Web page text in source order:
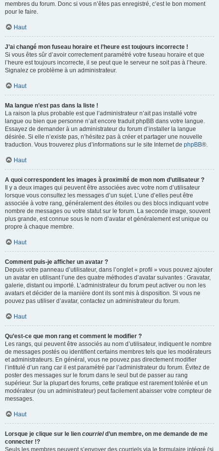
membres du forum. Donc si vous n’êtes pas enregistré, c’est le bon moment
pour le faire.
Haut
J’ai changé mon fuseau horaire et l’heure est toujours incorrecte !
Si vous êtes sûr d’avoir correctement paramétré votre fuseau horaire et que
l’heure est toujours incorrecte, il se peut que le serveur ne soit pas à l’heure.
Signalez ce problème à un administrateur.
Haut
Ma langue n’est pas dans la liste !
La raison la plus probable est que l’administrateur n’ait pas installé votre
langue ou bien que personne n’ait encore traduit phpBB dans votre langue.
Essayez de demander à un administrateur du forum d’installer la langue
désirée. Si elle n’existe pas, n’hésitez pas à créer et partager une nouvelle
traduction. Vous trouverez plus d’informations sur le site Internet de phpBB®.
Haut
A quoi correspondent les images à proximité de mon nom d’utilisateur ?
Il y a deux images qui peuvent être associées avec votre nom d’utilisateur
lorsque vous consultez les messages d’un sujet. L’une d’elles peut être
associée à votre rang, généralement des étoiles ou des blocs indiquant votre
nombre de messages ou votre statut sur le forum. La seconde image, souvent
plus grande, est connue sous le nom d’avatar et généralement est unique ou
propre à chaque membre.
Haut
Comment puis-je afficher un avatar ?
Depuis votre panneau d’utilisateur, dans l’onglet « profil » vous pouvez ajouter
un avatar en utilisant l’une des quatre méthodes d’avatar suivantes : Gravatar,
galerie, distant ou importé. L’administrateur du forum peut activer ou non les
avatars et décider de la manière dont ils sont mis à disposition. Si vous ne
pouvez pas utiliser d’avatar, contactez un administrateur du forum.
Haut
Qu’est-ce que mon rang et comment le modifier ?
Les rangs, qui peuvent être associés au nom d’utilisateur, indiquent le nombre
de messages postés ou identifient certains membres tels que les modérateurs
et administrateurs. En général, vous ne pouvez pas directement modifier
l’intitulé d’un rang car il est paramétré par l’administrateur du forum. Évitez de
poster des messages sur le forum dans le seul but de passer au rang
supérieur. Sur la plupart des forums, cette pratique est rarement tolérée et un
modérateur (ou un administrateur) peut facilement abaisser votre compteur de
messages.
Haut
Lorsque je clique sur le lien courrield’un membre, on me demande de me
connecter !?
Seuls les membres peuvent s’envoyer des courriels via le formulaire intégré (si